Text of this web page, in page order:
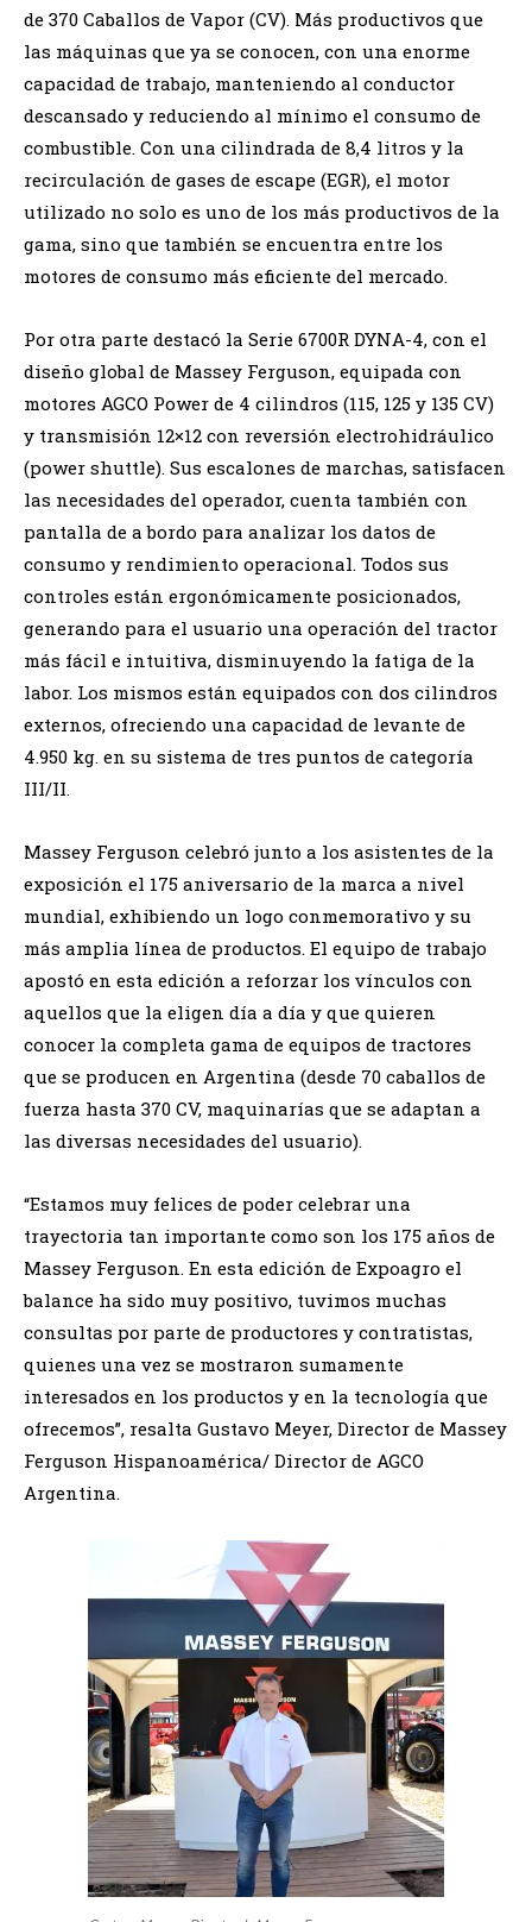
de 370 Caballos de Vapor (CV). Más productivos que
las máquinas que ya se conocen, con una enorme
capacidad de trabajo, manteniendo al conductor
descansado y reduciendo al mínimo el consumo de
combustible. Con una cilindrada de 8,4 litros y la
recirculación de gases de escape (EGR), el motor
utilizado no solo es uno de los más productivos de la
gama, sino que también se encuentra entre los
motores de consumo más eficiente del mercado.
Por otra parte destacó la Serie 6700R DYNA-4, con el
diseño global de Massey Ferguson, equipada con
motores AGCO Power de 4 cilindros (115, 125 y 135 CV)
y transmisión 12×12 con reversión electrohidráulico
(power shuttle). Sus escalones de marchas, satisfacen
las necesidades del operador, cuenta también con
pantalla de a bordo para analizar los datos de
consumo y rendimiento operacional. Todos sus
controles están ergonómicamente posicionados,
generando para el usuario una operación del tractor
más fácil e intuitiva, disminuyendo la fatiga de la
labor. Los mismos están equipados con dos cilindros
externos, ofreciendo una capacidad de levante de
4.950 kg. en su sistema de tres puntos de categoría
III/II.
Massey Ferguson celebró junto a los asistentes de la
exposición el 175 aniversario de la marca a nivel
mundial, exhibiendo un logo conmemorativo y su
más amplia línea de productos. El equipo de trabajo
apostó en esta edición a reforzar los vínculos con
aquellos que la eligen día a día y que quieren
conocer la completa gama de equipos de tractores
que se producen en Argentina (desde 70 caballos de
fuerza hasta 370 CV, maquinarías que se adaptan a
las diversas necesidades del usuario).
“Estamos muy felices de poder celebrar una
trayectoria tan importante como son los 175 años de
Massey Ferguson. En esta edición de Expoagro el
balance ha sido muy positivo, tuvimos muchas
consultas por parte de productores y contratistas,
quienes una vez se mostraron sumamente
interesados en los productos y en la tecnología que
ofrecemos”, resalta Gustavo Meyer, Director de Massey
Ferguson Hispanoamérica/ Director de AGCO
Argentina.